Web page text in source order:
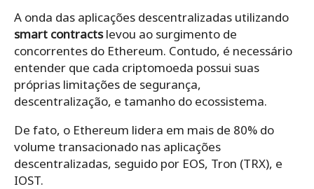
A onda das aplicações descentralizadas utilizando
smart contractslevou ao surgimento de
concorrentes do Ethereum. Contudo, é necessário
entender que cada criptomoeda possui suas
próprias limitações de segurança,
descentralização, e tamanho do ecossistema.
De fato, o Ethereum lidera em mais de 80% do
volume transacionado nas aplicações
descentralizadas, seguido por EOS, Tron (TRX), e
IOST.